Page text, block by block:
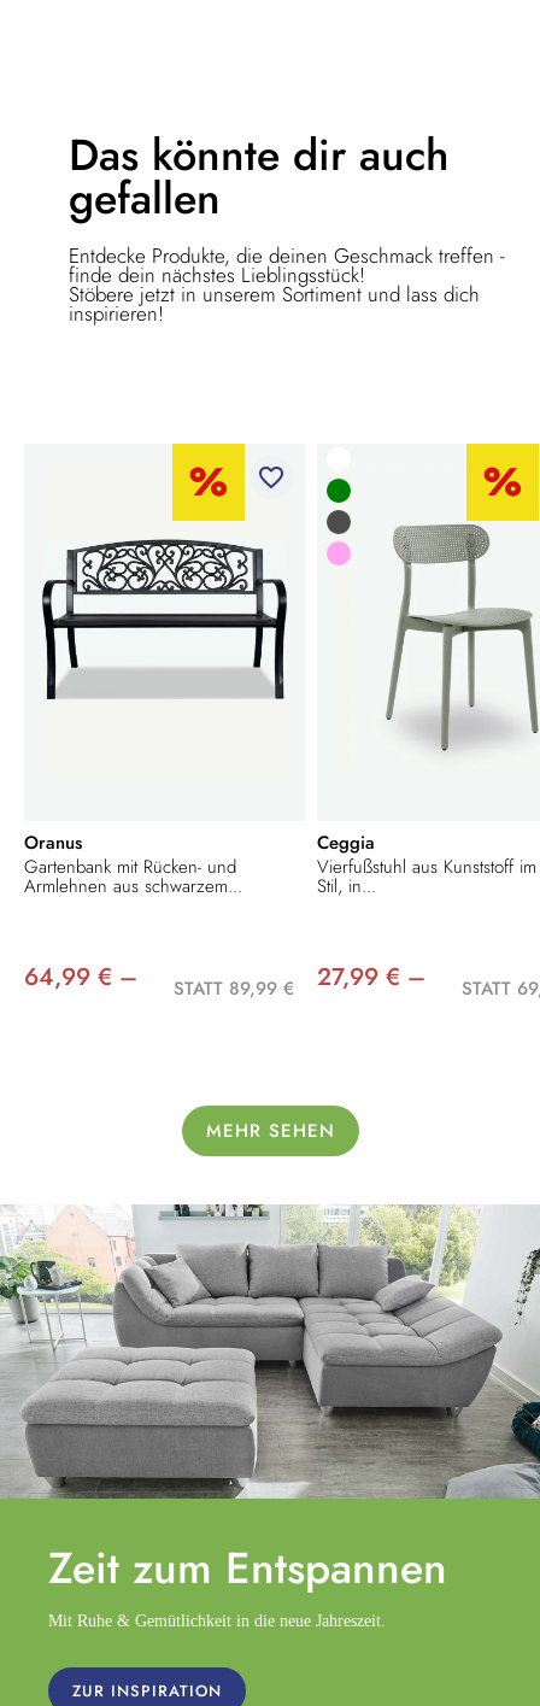
Das könnte dir auch
gefallen
Entdecke Produkte, die deinen Geschmack treffen -
finde dein nächstes Lieblingsstück!
Stöbere jetzt in unserem Sortiment und lass dich
inspirieren!
favorite_border
Oranus
Gartenbank mit Rücken- und
Armlehnen aus schwarzem...
64,99 € – STATT 89,99 €
Ceggia
Vierfußstuhl aus Kunststoff
Stil, in...
27,99 € – STATT
MEHR SEHEN
Zeit zum Entspannen
Mit Ruhe & Gemütlichkeit in die neue Jahreszeit.
ZUR INSPIRATION